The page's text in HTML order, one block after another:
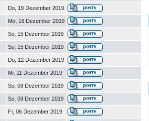
Do, 19 Dezember 2019
Mo, 16 Dezember 2019
So, 15 Dezember 2019
So, 15 Dezember 2019
Do, 12 Dezember 2019
Mi, 11 Dezember 2019
So, 08 Dezember 2019
So, 08 Dezember 2019
Fr, 06 Dezember 2019